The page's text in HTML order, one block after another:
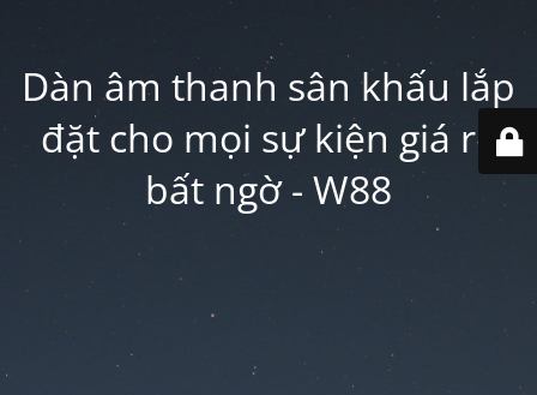
Dàn âm thanh sân khấu lắp
đặt cho mọi sự kiện giá rẻ
bất ngờ - W88